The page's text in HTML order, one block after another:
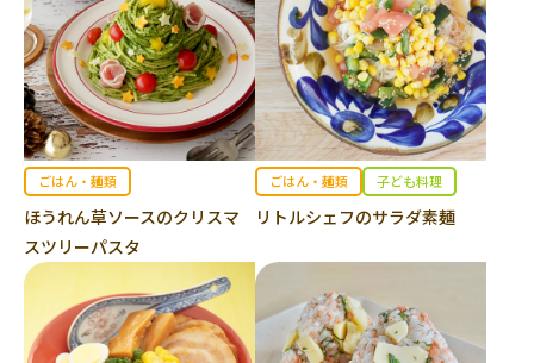
ごはん・麺類
ほうれん草ソースのクリスマ
スツリーパスタ
ごはん・麺類 子ども料理
リトルシェフのサラダ素麺